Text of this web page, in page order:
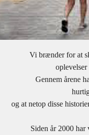
Vi brænder for at
Gennem årene
og at netop disse
Siden år 2000